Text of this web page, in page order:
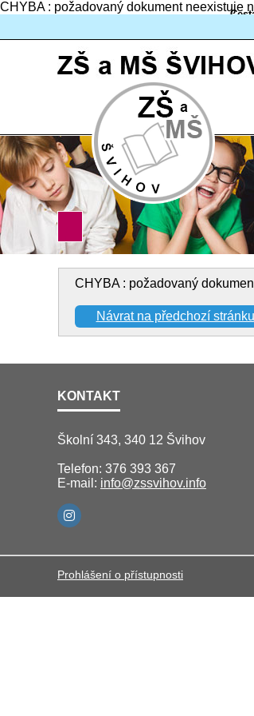
CHYBA : požadovaný dokument neexistuje
CHYBA : požadovaný
Návrat na předchozí stránku
KONTAKT
Školní 343, 340 12 Švihov
Telefon: 376 393 367
E-mail: info@zssvihov.info
Prohlášení o přístupnosti